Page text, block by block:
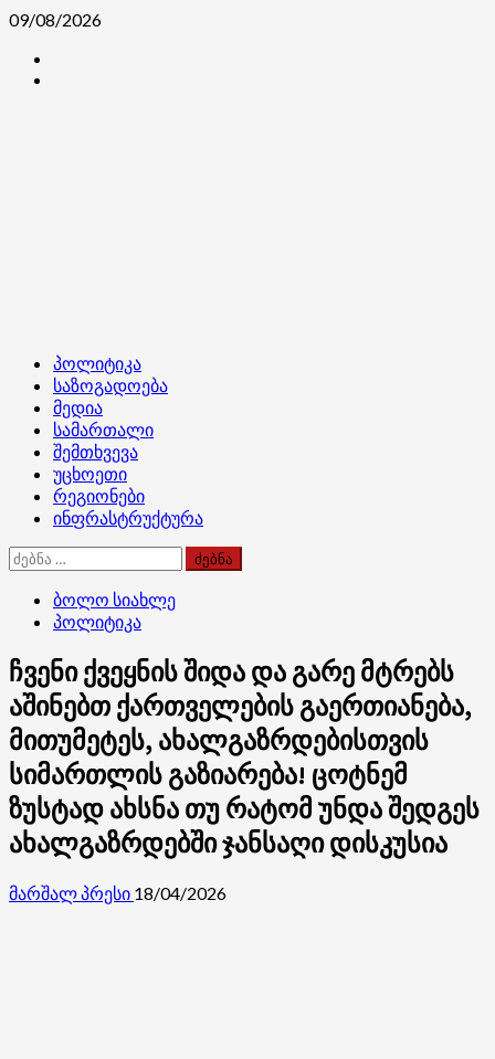
Skip
content
09/08/2026
Primary
Menu
პოლიტიკა
საზოგადოება
მედია
სამართალი
შემთხვევა
უცხოეთი
რეგიონები
ინფრასტრუქტურა
ძებნა:
ბოლო სიახლე
პოლიტიკა
ჩვენი ქვეყნის შიდა და გარე მტრებს
აშინებთ ქართველების გაერთიანება,
მითუმეტეს, ახალგაზრდებისთვის
სიმართლის გაზიარება! ცოტნემ
ზუსტად ახსნა თუ რატომ უნდა შედგეს
ახალგაზრდებში ჯანსაღი დისკუსია
მარშალ პრესი 18/04/2026